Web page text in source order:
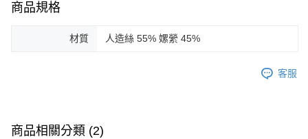
商品規格
材質 人造絲 55% 嫘縈 45%
客服
商品相關分類 (2)